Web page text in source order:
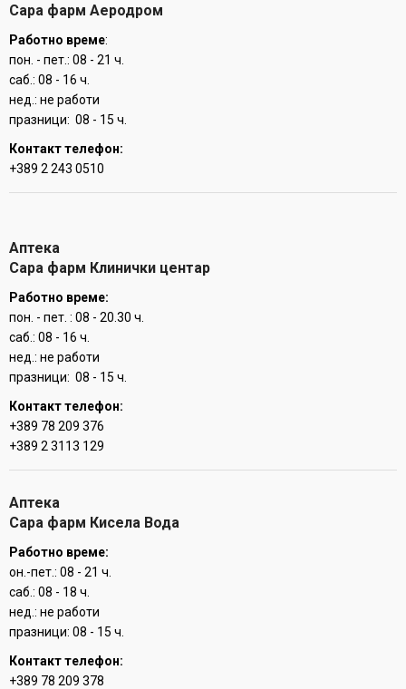
Сара фарм Аеродром
Работно време:
пон. - пет.: 08 - 21 ч.
саб.: 08 - 16 ч.
нед.: не работи
празници: 08 - 15 ч.
Контакт телефон:
+389 2 243 0510
Аптека
Сара фарм Клинички центар
Работно време:
пон. - пет. : 08 - 20.30 ч.
саб.: 08 - 16 ч.
нед.: не работи
празници: 08 - 15 ч.
Контакт телефон:
+389 78 209 376
+389 2 3113 129
Аптека
Сара фарм Кисела Вода
Работно време:
он.-пет.: 08 - 21 ч.
саб.: 08 - 18 ч.
нед.: не работи
празници: 08 - 15 ч.
Контакт телефон:
+389 78 209 378